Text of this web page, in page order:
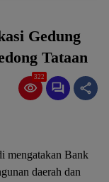
Gedung
Tataan
322
mengatakan Bank
daerah dan